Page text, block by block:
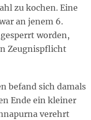
zu kochen. Eine
an jenem 6.
worden,
Zeugnispflicht
befand sich damals
Ende ein kleiner
verehrt